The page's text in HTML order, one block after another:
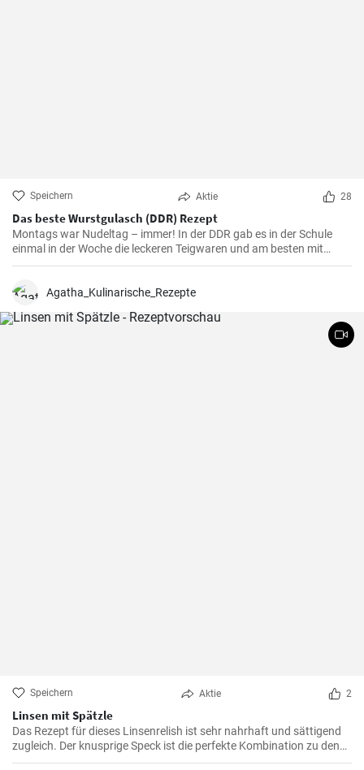
Speichern Aktie 28
Das beste Wurstgulasch (DDR) Rezept
Montags war Nudeltag – immer! In der DDR gab es in der Schule
einmal in der Woche die leckeren Teigwaren und am besten mit
Wurstgulasch .Das Gulasch mit Paprika und Würstchen ist sehr
Agatha_Kulinarische_Rezepte
Speichern Aktie 2
Linsen mit Spätzle
Das Rezept für dieses Linsenrelish ist sehr nahrhaft und sättigend
zugleich. Der knusprige Speck ist die perfekte Kombination zu den
Linsen, dem Gemüse und den Spätzle.